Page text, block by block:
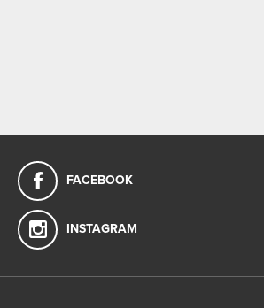
FACEBOOK
INSTAGRAM